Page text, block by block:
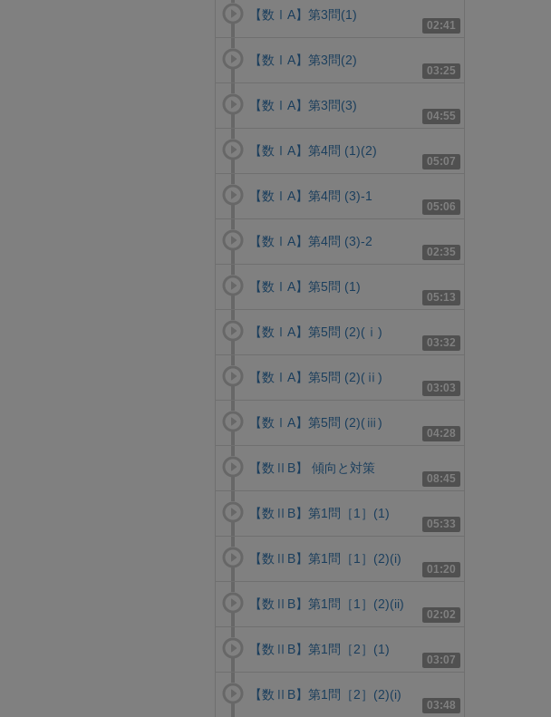
02:41
【数ⅠA】第3問(1)
03:25
【数ⅠA】第3問(2)
04:55
【数ⅠA】第3問(3)
05:07
【数ⅠA】第4問 (1)(2)
05:06
【数ⅠA】第4問 (3)-1
02:35
【数ⅠA】第4問 (3)-2
05:13
【数ⅠA】第5問 (1)
03:32
【数ⅠA】第5問 (2)(ⅰ)
03:03
【数ⅠA】第5問 (2)(ⅱ)
04:28
【数ⅠA】第5問 (2)(ⅲ)
08:45
【数ⅡB】 傾向と対策
05:33
【数ⅡB】第1問［1］(1)
01:20
【数ⅡB】第1問［1］(2)(i)
02:02
【数ⅡB】第1問［1］(2)(ii)
03:07
【数ⅡB】第1問［2］(1)
03:48
【数ⅡB】第1問［2］(2)(i)